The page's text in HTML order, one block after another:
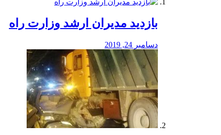
بازدید مدیران ارشد وزارت راه
دسامبر 24, 2019